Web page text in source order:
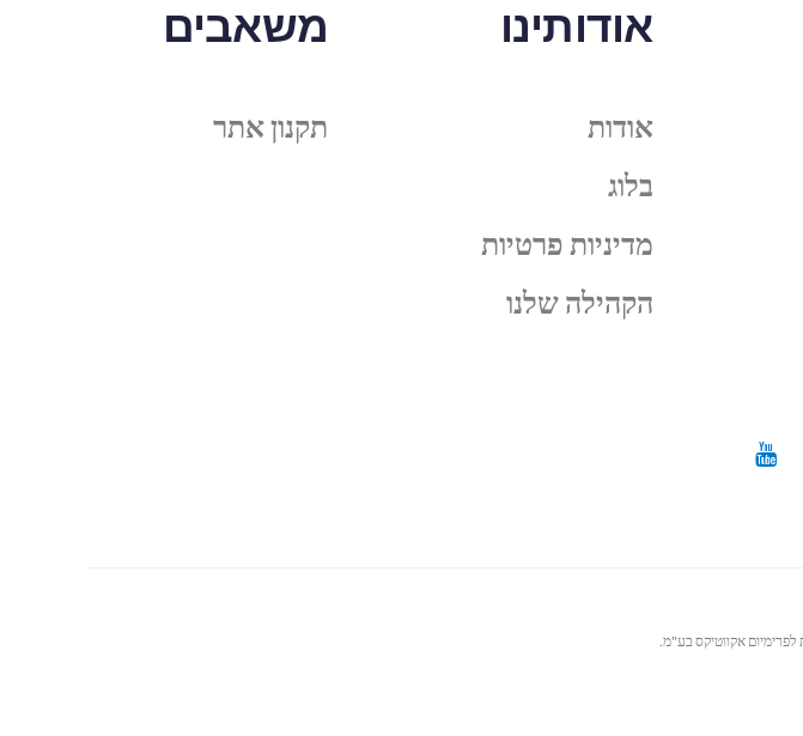
אודותינו
אודות
בלוג
מדיניות פרטיות
הקהילה שלנו
משאבים
תקנון אתר